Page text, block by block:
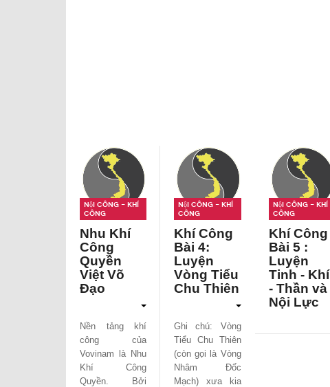
Nội công - Khí
công
Nhu Khí
Công
Quyền
Việt Võ
Đạo
Nền tảng khí
công của
Vovinam là Nhu
Khí Công
Quyền. Bởi
Nội công - Khí
công
Khí Công
Bài 4:
Luyện
Vòng Tiểu
Chu Thiên
Ghi chú: Vòng
Tiểu Chu Thiên
(còn gọi là Vòng
Nhâm Đốc
Mạch) xưa kia
Nội công - Khí
công
Khí Công
Bài 5 :
Luyện
Tinh - Khí
- Thần và
Nội Lực